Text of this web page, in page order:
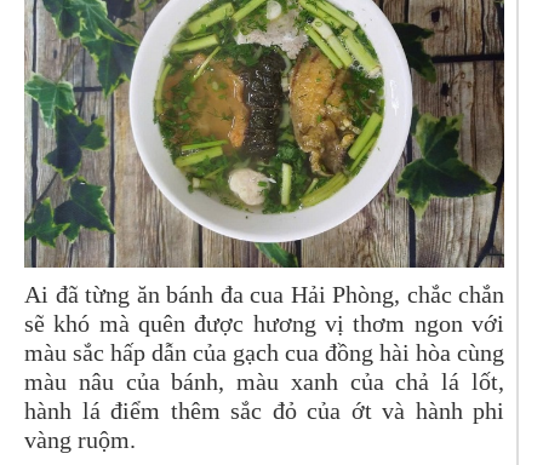
Ai đã từng ăn bánh đa cua Hải Phòng, chắc chắn
sẽ khó mà quên được hương vị thơm ngon với
màu sắc hấp dẫn của gạch cua đồng hài hòa cùng
màu nâu của bánh, màu xanh của chả lá lốt,
hành lá điểm thêm sắc đỏ của ớt và hành phi
vàng ruộm.